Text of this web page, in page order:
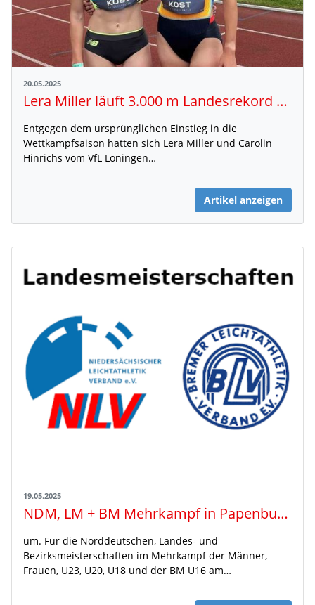
20.05.2025
Lera Miller läuft 3.000 m Landesrekord und EM-Norm - Carolin Hinrichs mit Bestzeit
Entgegen dem ursprünglichen Einstieg in die
Wettkampfsaison hatten sich Lera Miller und Carolin
Hinrichs vom VfL Löningen…
Artikel anzeigen
19.05.2025
NDM, LM + BM Mehrkampf in Papenburg: Rahmenzeitplan
um. Für die Norddeutschen, Landes- und
Bezirksmeisterschaften im Mehrkampf der Männer,
Frauen, U23, U20, U18 und der BM U16 am…